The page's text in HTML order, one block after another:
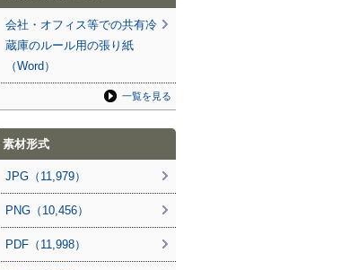
会社・オフィス等での共有冷
蔵庫のルール用の張り紙
（Word）
一覧を見る
素材形式
JPG（11,979）
PNG（10,456）
PDF（11,998）